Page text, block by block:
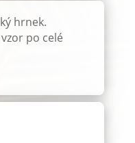
hrnek.
po celé